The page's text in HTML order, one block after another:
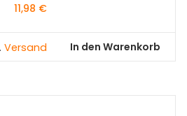
11,98 €
Versand In den Warenkorb